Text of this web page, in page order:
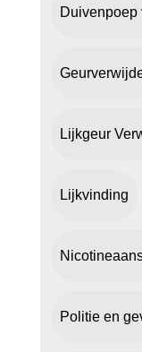
Duivenpoep
Lijkgeur
Lijkvinding
Politie en